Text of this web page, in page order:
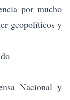
por mucho
geopolíticos y
Nacional y